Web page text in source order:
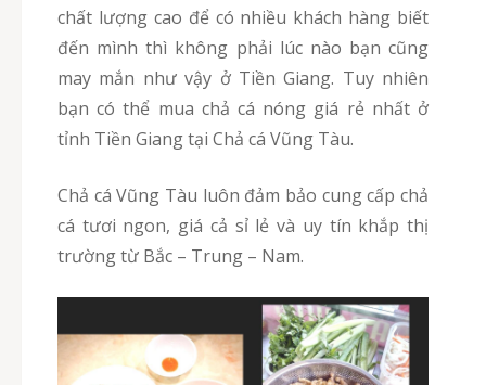
chất lượng cao để có nhiều khách hàng biết
đến mình thì không phải lúc nào bạn cũng
may mắn như vậy ở Tiền Giang. Tuy nhiên
bạn có thể mua chả cá nóng giá rẻ nhất ở
tỉnh Tiền Giang tại Chả cá Vũng Tàu.
Chả cá Vũng Tàu luôn đảm bảo cung cấp chả
cá tươi ngon, giá cả sỉ lẻ và uy tín khắp thị
trường từ Bắc – Trung – Nam.